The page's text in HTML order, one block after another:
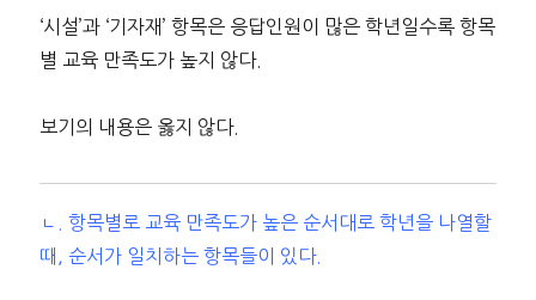
‘시설’과 ‘기자재’ 항목은 응답인원이 많은 학년일수록 항목
별 교육 만족도가 높지 않다.
보기의 내용은 옳지 않다.
ㄴ. 항목별로 교육 만족도가 높은 순서대로 학년을 나열할
때, 순서가 일치하는 항목들이 있다.